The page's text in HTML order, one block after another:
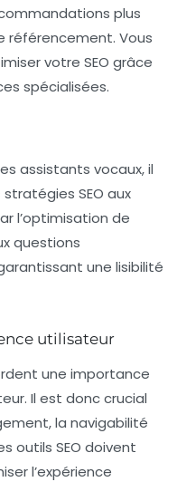
plus
référencement. Vous
votre SEO grâce
spécialisées.
assistants vocaux, il
SEO aux
l’optimisation de
questions
une lisibilité
utilisateur
une importance
Il est donc crucial
la navigabilité
outils SEO doivent
l’expérience